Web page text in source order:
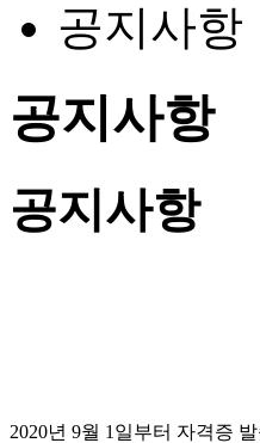
공지사항
공지사항
공지사항
2020년 9월 1일부터 자격증